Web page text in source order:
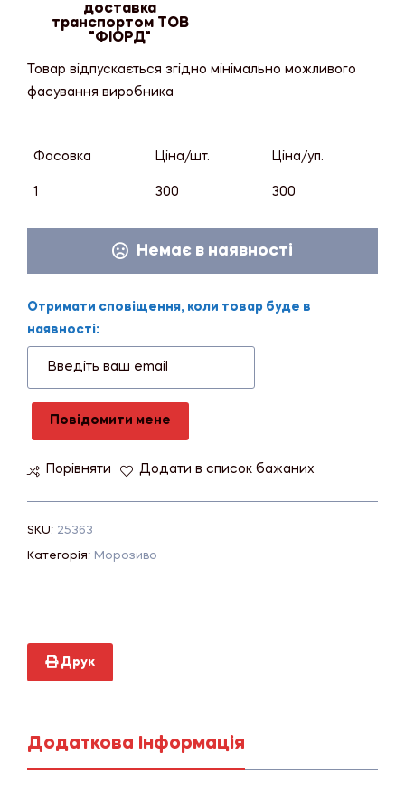
доставка
транспортом ТОВ
"ФІОРД"
Товар відпускається згідно мінімально можливого
фасування виробника
Фасовка Ціна/шт. Ціна/уп.
1 300 300
Немає в наявності
Отримати сповіщення, коли товар буде в
наявності:
Повідомити мене
Порівняти Додати в список бажаних
SKU: 25363
Категорія: Морозиво
Друк
Додаткова Інформація